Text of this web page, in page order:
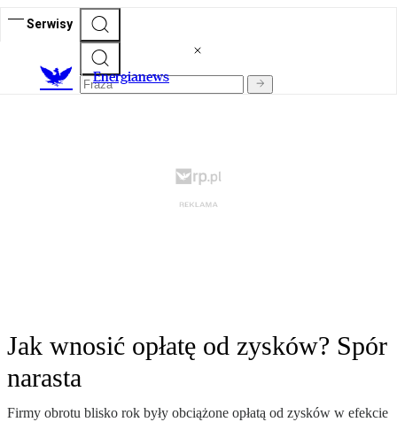
Serwisy
Energianews
Jak wnosić opłatę od zysków? Spór
narasta
Firmy obrotu blisko rok były obciążone opłatą od zysków w efekcie